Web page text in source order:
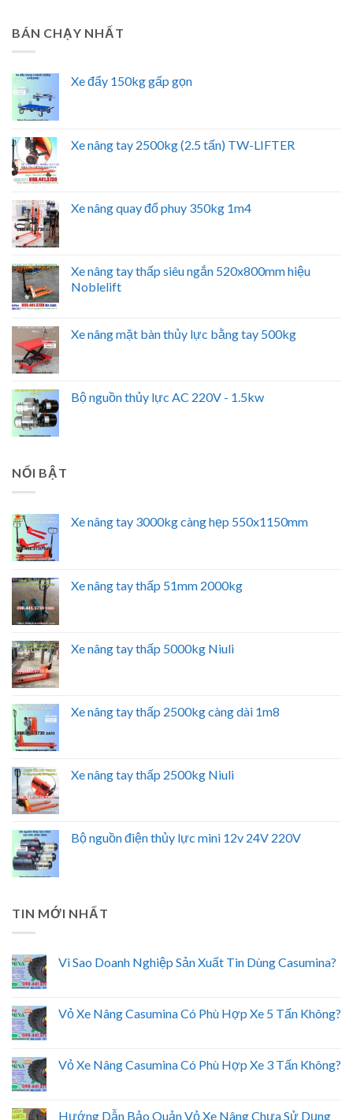
BÁN CHẠY NHẤT
Xe đẩy 150kg gấp gọn
Xe nâng tay 2500kg (2.5 tấn) TW-LIFTER
Xe nâng quay đổ phuy 350kg 1m4
Xe nâng tay thấp siêu ngắn 520x800mm hiệu
Noblelift
Xe nâng mặt bàn thủy lực bằng tay 500kg
Bộ nguồn thủy lực AC 220V - 1.5kw
NỔI BẬT
Xe nâng tay 3000kg càng hẹp 550x1150mm
Xe nâng tay thấp 51mm 2000kg
Xe nâng tay thấp 5000kg Niuli
Xe nâng tay thấp 2500kg càng dài 1m8
Xe nâng tay thấp 2500kg Niuli
Bộ nguồn điện thủy lực mini 12v 24V 220V
TIN MỚI NHẤT
Vì Sao Doanh Nghiệp Sản Xuất Tin Dùng Casumina?
Vỏ Xe Nâng Casumina Có Phù Hợp Xe 5 Tấn Không?
Vỏ Xe Nâng Casumina Có Phù Hợp Xe 3 Tấn Không?
Hướng Dẫn Bảo Quản Vỏ Xe Nâng Chưa Sử Dụng